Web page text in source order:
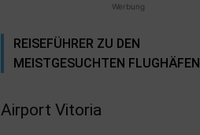
Werbung
REISEFÜHRER ZU DEN
MEISTGESUCHTEN FLUGHÄFEN
Airport Vitoria